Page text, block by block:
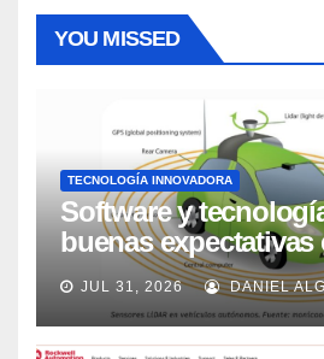
YOU MISSED
TECNOLOGÍA INNOVADORA
Software y
buenas expectativas
los próximos 2
Market Watch
JUL 31, 2026 DANIEL